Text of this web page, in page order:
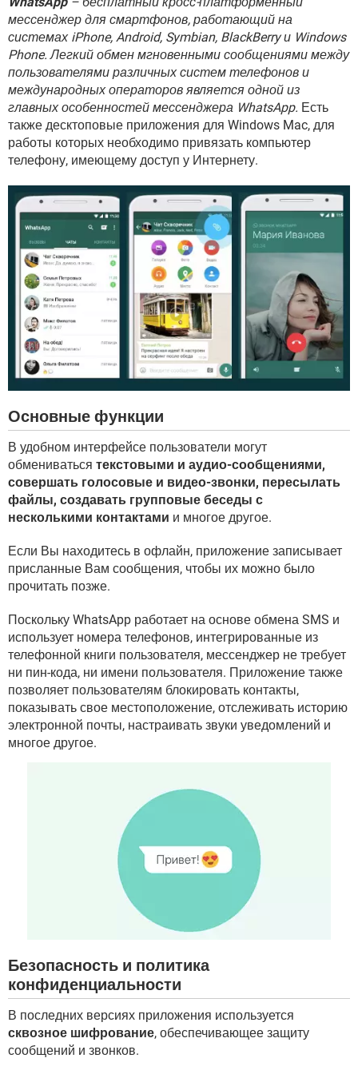
ВИДЕО GOOGLE
YANDEX
мессенджер для смартфонов, работающий на
системах iPhone, Android, Symbian, BlackBerry и Windows
Phone. Легкий обмен мгновенными сообщениями между
пользователями различных систем телефонов и
международных операторов является одной из
главных особенностей мессенджера WhatsApp. Есть
также десктоповые приложения для Windows Mac, для
работы которых необходимо привязать компьютер
телефону, имеющему доступ у Интернету.
Основные функции
В удобном интерфейсе пользователи могут
обмениваться текстовыми и аудио-сообщениями,
совершать голосовые и видео-звонки, пересылать
файлы, создавать групповые беседы с
несколькими контактами и многое другое.
Если Вы находитесь в офлайн, приложение записывает
присланные Вам сообщения, чтобы их можно было
прочитать позже.
Поскольку WhatsApp работает на основе обмена SMS и
использует номера телефонов, интегрированные из
телефонной книги пользователя, мессенджер не требует
ни пин-кода, ни имени пользователя. Приложение также
позволяет пользователям блокировать контакты,
показывать свое местоположение, отслеживать историю
электронной почты, настраивать звуки уведомлений и
многое другое.
Безопасность и политика
конфиденциальности
В последних версиях приложения используется
сквозное шифрование, обеспечивающее защиту
сообщений и звонков.